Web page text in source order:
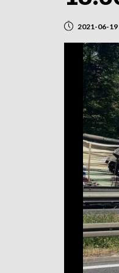
2021-06-19